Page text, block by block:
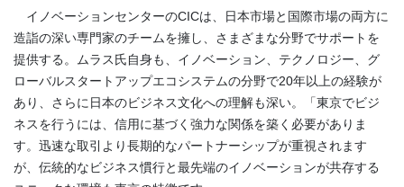
イノベーションセンターのCICは、日本市場と国際市場の両方に
造詣の深い専門家のチームを擁し、さまざまな分野でサポートを
提供する。ムラス氏自身も、イノベーション、テクノロジー、グ
ローバルスタートアップエコシステムの分野で20年以上の経験が
あり、さらに日本のビジネス文化への理解も深い。「東京でビジ
ネスを行うには、信用に基づく強力な関係を築く必要がありま
す。迅速な取引より長期的なパートナーシップが重視されます
が、伝統的なビジネス慣行と最先端のイノベーションが共存する